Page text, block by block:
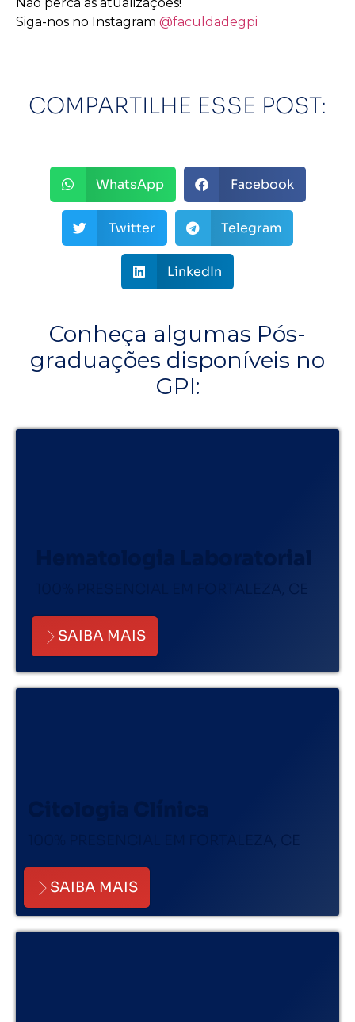
Não perca as atualizações!
Siga-nos no Instagram @faculdadegpi
COMPARTILHE ESSE POST:
WhatsApp Facebook
Twitter Telegram
LinkedIn
Conheça algumas Pós-
graduações disponíveis no
GPI:
Hematologia Laboratorial
100% PRESENCIAL EM FORTALEZA, CE
SAIBA MAIS
100% PRESENCIAL EM FORTALEZA, CE
SAIBA MAIS